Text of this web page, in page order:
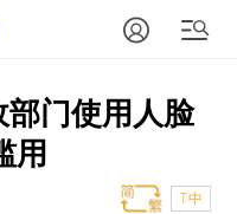
门使用人脸
用
T中